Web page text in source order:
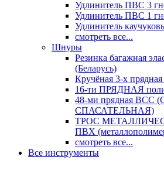
Удлинитель ПВС 3
Удлинитель ПВС 1
Удлинитель
смотреть все...
Шнуры
Резинка багажная
(Беларусь)
Кручёная 3-х
16-ти ПРЯДНАЯ
48-ми прядная
СПАСАТЕЛЬНАЯ)
ТРОС
ПВХ
смотреть все...
Все инструменты